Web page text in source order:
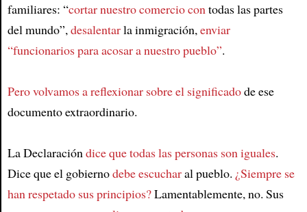
familiares: “cortar nuestro comercio contodas las partes
del mundo”,desalentarla inmigración,enviar
“funcionarios para acosar a nuestro pueblo”.
Pero volvamos a reflexionar sobre el significadode ese
documento extraordinario.
La Declaracióndice que todas las personas son iguales.
Dice que el gobiernodebe escucharal pueblo. ¿Siempre se
han respetado sus principios?Lamentablemente, no. Sus